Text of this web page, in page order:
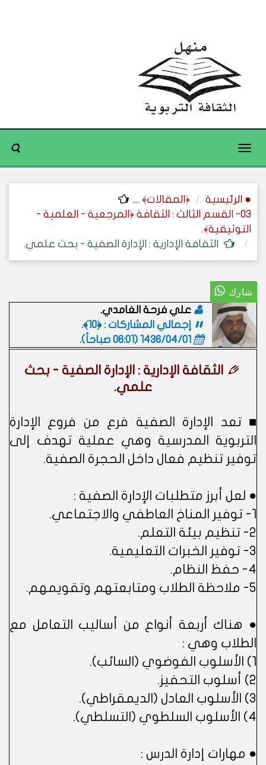
Toggle
● الرئيسية ﴿المقالات﴾ ....
03- القسم الثالث : الثقافة ﴿المرجعية - العلمية -
التوثيقية﴾.
الثقافة الإدارية : الإدارة الصفية - بحث علمي.
علي فرحة الغامدي.
إجمالي المشاركات : ﴿10﴾.
1436/04/01 (06:01 صباحاً)
.
الثقافة الإدارية : الإدارة الصفية - بحث
علمي.
■ تعد الإدارة الصفية فرع من فروع الإدارة
التربوية المدرسية وهي عملية تهدف إلى
توفير تنظيم فعال داخل الحجرة الصفية.
● لعل أبرز متطلبات الإدارة الصفية :
1- توفير المناخ العاطفي والاجتماعي.
2- تنظيم بيئة التعلم.
3- توفير الخبرات التعليمية.
4- حفظ النظام.
5- ملاحظة الطلاب ومتابعتهم وتقويمهم.
● هناك أربعة أنواع من أساليب التعامل مع
الطلاب وهي :
1) الأسلوب الفوضوي (السائب).
2) أسلوب التحفيز.
3) الأسلوب العادل (الديمقراطي).
4) الأسلوب السلطوي (التسلطي).
● مهارات إدارة الدرس :